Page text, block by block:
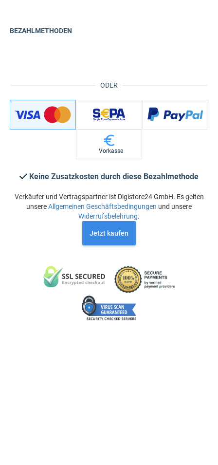
ODER
BEZAHLMETHODEN
Vorkasse
Keine Zusatzkosten durch diese Bezahlmethode
Verkäufer und Vertragspartner ist Digistore24 GmbH. Es gelten
unsereAllgemeinen Geschäftsbedingungen und unsere
Widerrufsbelehrung.
Jetzt kaufen